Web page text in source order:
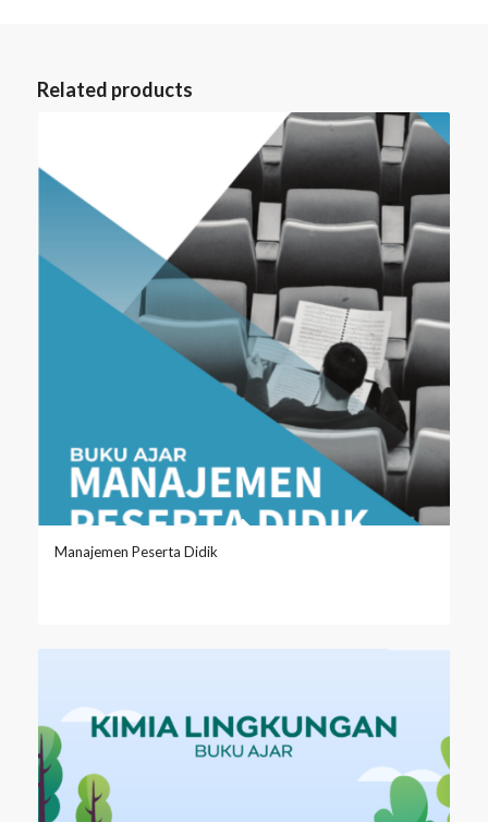
Related products
Manajemen Peserta Didik